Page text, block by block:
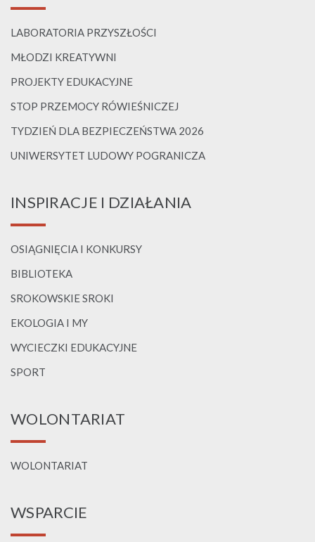
LABORATORIA PRZYSZŁOŚCI
MŁODZI KREATYWNI
PROJEKTY EDUKACYJNE
STOP PRZEMOCY RÓWIEŚNICZEJ
TYDZIEŃ DLA BEZPIECZEŃSTWA 2026
UNIWERSYTET LUDOWY POGRANICZA
INSPIRACJE I DZIAŁANIA
OSIĄGNIĘCIA I KONKURSY
BIBLIOTEKA
SROKOWSKIE SROKI
EKOLOGIA I MY
WYCIECZKI EDUKACYJNE
SPORT
WOLONTARIAT
WOLONTARIAT
WSPARCIE